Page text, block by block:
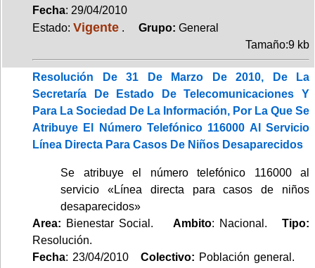
Fecha: 29/04/2010
Estado: Vigente . Grupo: General
Tamaño:9 kb
Resolución De 31 De Marzo De 2010, De La
Secretaría De Estado De Telecomunicaciones Y
Para La Sociedad De La Información, Por La Que Se
Atribuye El Número Telefónico 116000 Al Servicio
Línea Directa Para Casos De Niños Desaparecidos
Se atribuye el número telefónico 116000 al
servicio «Línea directa para casos de niños
desaparecidos»
Area: Bienestar Social. Ambito: Nacional. Tipo:
Resolución.
Fecha: 23/04/2010Colectivo: Población general.